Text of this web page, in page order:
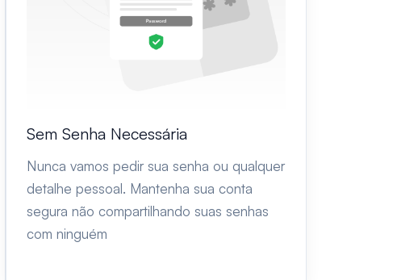
Sem Senha Necessária
Nunca vamos pedir sua senha ou qualquer
detalhe pessoal. Mantenha sua conta
segura não compartilhando suas senhas
com ninguém